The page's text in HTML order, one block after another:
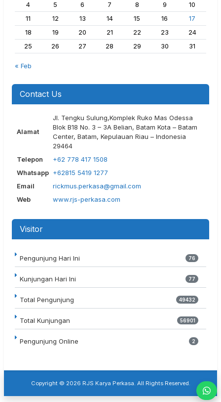
4
5 6 7 8 9
10
11
12 13 14 15 16
17
18
19 20 21 22 23
24
25
26 27 28 29 30 31
« Feb
Contact Us
Alamat
Jl. Tengku Sulung,Komplek Ruko Mas Odessa
Blok B18 No. 3 – 3A Belian, Batam Kota – Batam
Center, Batam, Kepulauan Riau – Indonesia
29464
Telepon
+62 778 417 1508
Whatsapp +62815 5419 1277
Email
rickmus.perkasa@gmail.com
Web
www.rjs-perkasa.com
Visitor
Pengunjung Hari Ini 76
Kunjungan Hari Ini 77
Total Pengunjung 49432
Total Kunjungan 56901
Pengunjung Online 2
Copyright © 2026 RJS Karya Perkasa. All Rights Reserved.